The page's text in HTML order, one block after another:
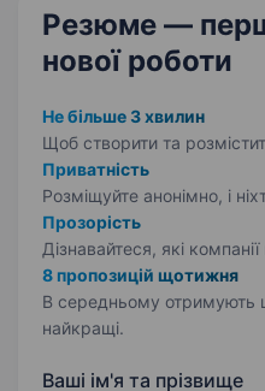
Резюме —
нової роботи
Не більше 3 хвилин
Щоб створити та
Приватність
Розміщуйте анонімно, і
Прозорість
Дізнавайтеся, які
8 пропозицій щотижня
В середньому отримують
найкращі.
Ваші ім'я та прізвище